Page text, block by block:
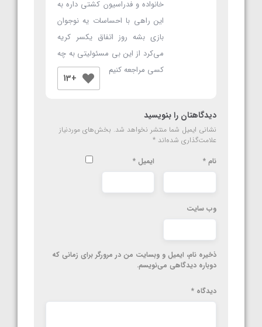
خانواده و فدراسیون کشتی داره به
این راهی با احساسات یه نوجوان
بازی بشه روز اتفاق یکسر کریه
می‌کرد از این بی مسئولیتی به چه
کسی مراجعه کنیم
+13
دیدگاهتان را بنویسید
نشانی ایمیل شما منتشر نخواهد شد. بخش‌های موردنیاز
علامت‌گذاری شده‌اند *
نام * ایمیل *
وب‌ سایت
ذخیره نام، ایمیل و وبسایت من در مرورگر برای زمانی که
دوباره دیدگاهی می‌نویسم.
دیدگاه *